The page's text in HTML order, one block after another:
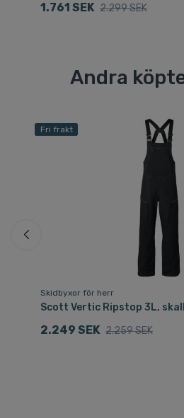
1.761 SEK 2.299 SEK
Andra
Fri frakt
Skidbyxor för herr
Scott Vertic Ripstop 3L,
2.249 SEK 2.259 SEK